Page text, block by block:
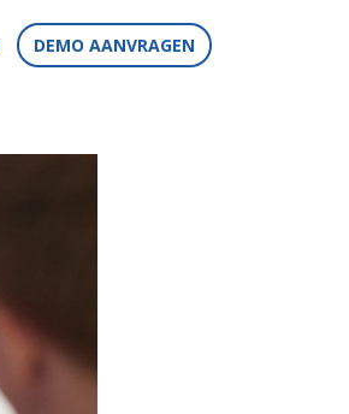
DEMO AANVRAGEN